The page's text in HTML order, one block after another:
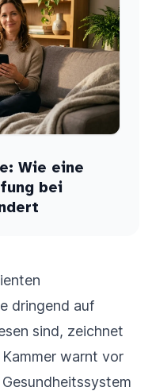
Wie eine
bei
dringend auf
sind, zeichnet
warnt vor